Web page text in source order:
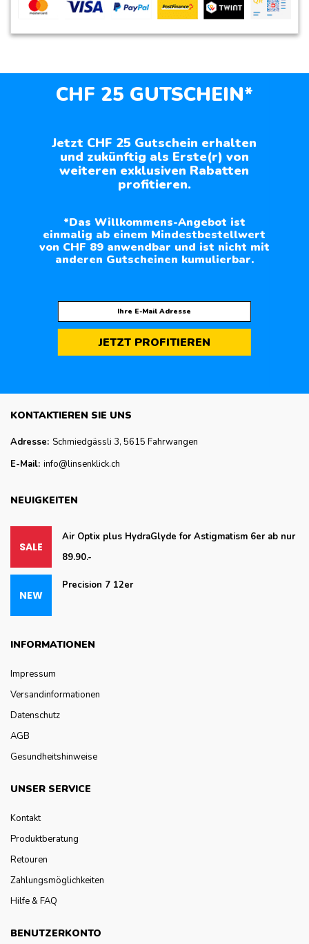
CHF 25 GUTSCHEIN*
Jetzt CHF 25 Gutschein erhalten
und zukünftig als Erste(r) von
weiteren exklusiven Rabatten
profitieren.
*Das Willkommens-Angebot ist
einmalig ab einem Mindestbestellwert
von CHF 89 anwendbar und ist nicht mit
anderen Gutscheinen kumulierbar.
JETZT PROFITIEREN
KONTAKTIEREN SIE UNS
Adresse: Schmiedgässli 3, 5615 Fahrwangen
E-Mail: info@linsenklick.ch
NEUIGKEITEN
Air Optix plus HydraGlyde for Astigmatism 6er ab nur
89.90.-
Precision 7 12er
INFORMATIONEN
Impressum
Versandinformationen
Datenschutz
AGB
Gesundheitshinweise
UNSER SERVICE
Kontakt
Produktberatung
Retouren
Zahlungsmöglichkeiten
Hilfe & FAQ
BENUTZERKONTO